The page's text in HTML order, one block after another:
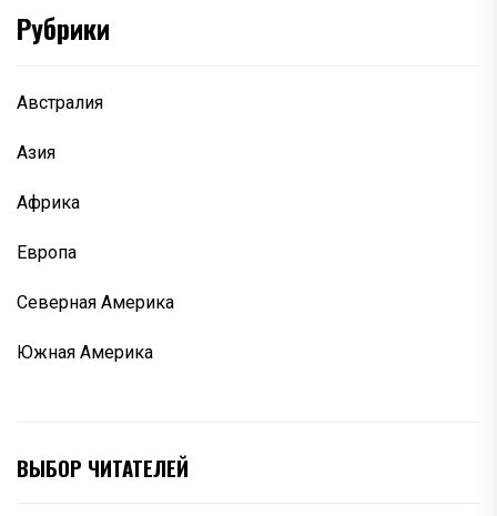
Рубрики
Австралия
Азия
Африка
Европа
Северная Америка
Южная Америка
ВЫБОР ЧИТАТЕЛЕЙ